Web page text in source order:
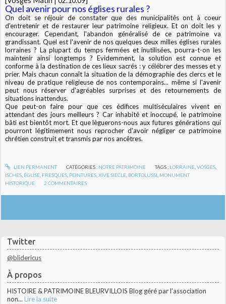
Twitter
@blidericus
À propos
HISTOIRE & PATRIMOINE BLEURVILLOIS Blog géré par l'association
non... Lire la suite
Quel avenir pour nos églises rurales ?
On doit se réjouir de constater que des municipalités ont à coeur
d'entretenir et de restaurer leur patrimoine religieux. Et on doit les y
encourager. Cependant, l'abandon généralisé de ce patrimoine va
grandissant. Quel est l'avenir de nos quelques deux milles églises rurales
lorraines ? La plupart du temps fermées et inutilisées, pourra-t-on les
maintenir ainsi longtemps ? Evidemment, la solution est connue et
conforme à la destination de ces lieux sacrés : y célébrer des messes et y
prier. Mais chacun connaît la situation de la démographie des clercs et le
niveau de pratique religieuse de nos contemporains... même si l'avenir
peut nous réserver d'agréables surprises et des retournements de
situations inattendus.
Que peut-on faire pour que ces édifices multiséculaires vivent en
attendant des jours meilleurs ? Car inhabité et inoccupé, le patrimoine
bâti est bientôt mort. Et que lèguerons-nous aux futures générations qui
pourront légitimement nous reprocher d'avoir négliger ce patrimoine
chrétien construit et transmis par nos ancêtres.
LIEN PERMANENT CATÉGORIES : NOTRE PATRIMOINE TAGS : LORRAINE ,VOSGES
ISCHES ÉGLISE FRESQUES PEINTURES ,XIVE SIÈCLE BORTOLUSSI MONUMENT
HISTORIQUE
2 COMMENTAIRES